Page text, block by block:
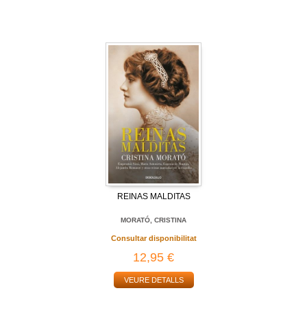
REINAS MALDITAS
MORATÓ, CRISTINA
Consultar disponibilitat
12,95 €
VEURE DETALLS